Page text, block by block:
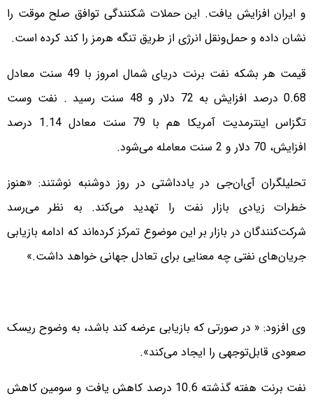
و ایران افزایش یافت. این حملات شکنندگی توافق صلح موقت را
نشان داده و حمل‌ونقل انرژی از طریق تنگه هرمز را کند کرده است.
قیمت هر بشکه نفت برنت دریای شمال امروز با 49 سنت معادل
0.68 درصد افزایش به 72 دلار و 48 سنت رسید . نفت وست
تگزاس اینترمدیت آمریکا هم با 79 سنت معادل 1.14 درصد
افزایش، 70 دلار و 2 سنت معامله می‌شود.
تحلیلگران آی‌ان‌جی در یادداشتی در روز دوشنبه نوشتند: «هنوز
خطرات زیادی بازار نفت را تهدید می‌کند. به نظر می‌رسد
شرکت‌کنندگان در بازار بر این موضوع تمرکز کرده‌اند که ادامه بازیابی
جریان‌های نفتی چه معنایی برای تعادل جهانی خواهد داشت.»
وی افزود: « در صورتی که بازیابی عرضه کند باشد، به وضوح ریسک
صعودی قابل‌توجهی را ایجاد می‌کند».
نفت برنت هفته گذشته 10.6 درصد کاهش یافت و سومین کاهش